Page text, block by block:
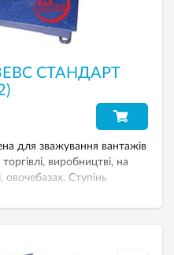
СТАНДАРТ
для зважування вантажів
виробництві, на
овочебазах. Ступінь
1200х1200 мм.